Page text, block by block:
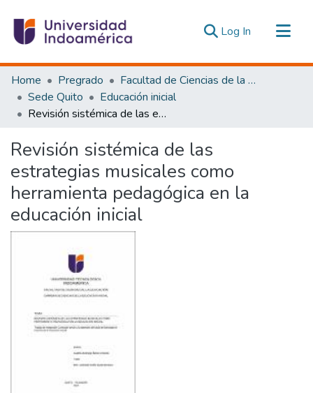
Log In (current)
Communities & Collections
All of DSpace
Statistics
Estadísticas Externas
Home Pregrado
Facultad de Ciencias de la Educación, De la Educación y Desarrollo Social
Sede Quito
Educación inicial
Revisión sistémica de las estrategias musicales como herramienta pedagógica en la educación inicial
Revisión sistémica de las
estrategias musicales como
herramienta pedagógica en la
educación inicial